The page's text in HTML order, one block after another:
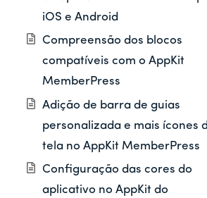
iOS e Android
Compreensão dos blocos
compatíveis com o AppKit
MemberPress
Adição de barra de guias
personalizada e mais ícones
tela no AppKit MemberPress
Configuração das cores do
aplicativo no AppKit do